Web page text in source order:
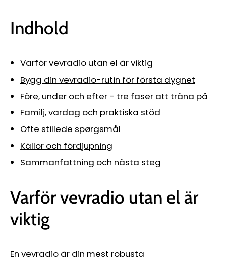
Indhold
Varför vevradio utan el är viktig
Bygg din vevradio-rutin för första dygnet
Före, under och efter - tre faser att träna på
Familj, vardag och praktiska stöd
Ofte stillede spørgsmål
Källor och fördjupning
Sammanfattning och nästa steg
Varför vevradio utan el är
viktig
En vevradio är din mest robusta